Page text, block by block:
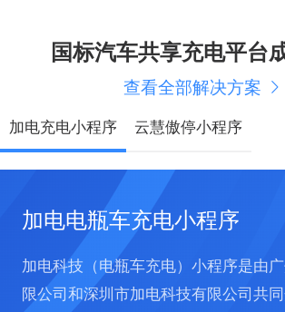
国标汽⻋共享充电平台
查看全部解决方案
加电充电小程序 云慧傲停小程序
加电电瓶车充电小程序
加电科技（电瓶车充电）小程序是由
限公司和深圳市加电科技有限公司共